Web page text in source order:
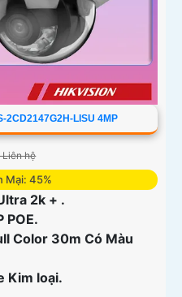
2CD2147G2H-LISU 4MP
Liên hệ
Mại: 45%
2k + .
POE.
Color 30m Có Màu
Kim loại.